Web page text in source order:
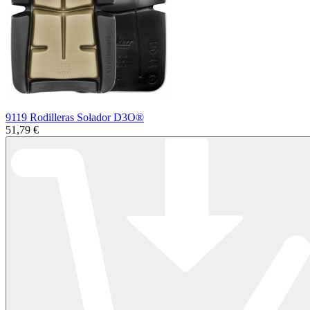
9119 Rodilleras Solador D3O®
51,79 €